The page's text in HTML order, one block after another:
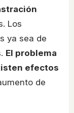
Los
ya sea de
El problema
efectos
de